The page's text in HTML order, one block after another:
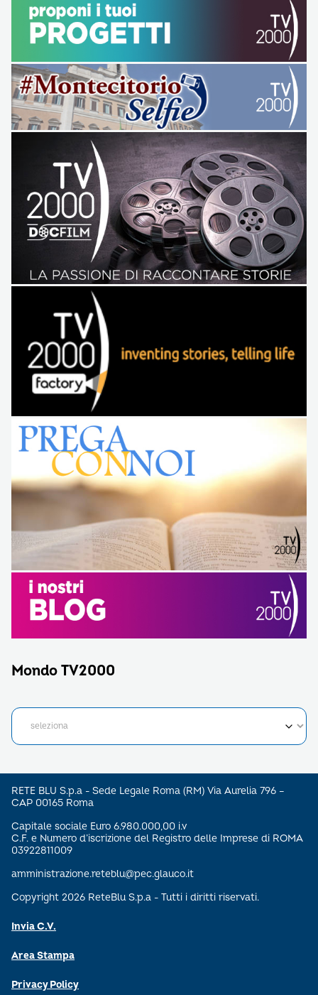
Mondo TV2000
RETE BLU S.p.a - Sede Legale Roma (RM) Via Aurelia 796 –
CAP 00165 Roma
Capitale sociale Euro 6.980.000,00 i.v
C.F. e Numero d’iscrizione del Registro delle Imprese di ROMA
03922811009
amministrazione.reteblu@pec.glauco.it
Copyright 2026 ReteBlu S.p.a - Tutti i diritti riservati.
Invia C.V.
Area Stampa
Privacy Policy